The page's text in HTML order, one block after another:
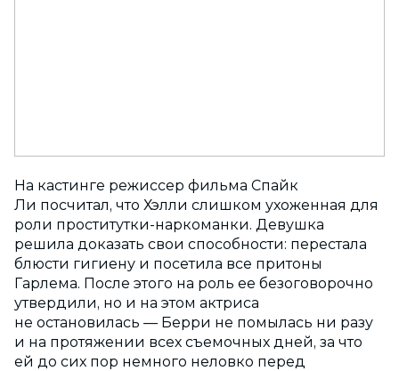
На кастинге режиссер фильма Спайк
Ли посчитал, что Хэлли слишком ухоженная для
роли проститутки-наркоманки. Девушка
решила доказать свои способности: перестала
блюсти гигиену и посетила все притоны
Гарлема. После этого на роль ее безоговорочно
утвердили, но и на этом актриса
не остановилась — Берри не помылась ни разу
и на протяжении всех съемочных дней, за что
ей до сих пор немного неловко перед